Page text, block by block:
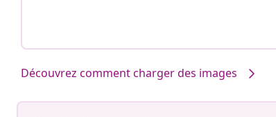
Découvrez comment charger des images